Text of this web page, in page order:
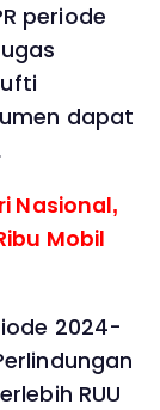
periode
dapat
Nasional,
Mobil
2024-
RUU